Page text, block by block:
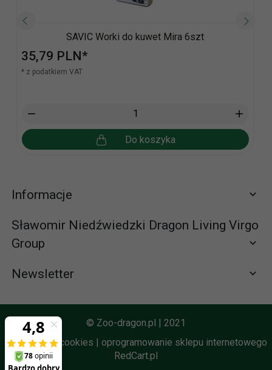
SAVIC Worki do kuwet Mira 6szt
35,79 PLN*
* z podatkiem VAT
Do koszyka
Informacje
Sławomir Niedźwiedzki Dragon Living Virgo
Group
665065310 (58) 672-65-61
zamowienia@zoo-dragon.pl
Newsletter
© Zoo-dragon.pl | 2021
Informacja o cookies | oprogramowanie sklepu internetowego
RedCart.pl